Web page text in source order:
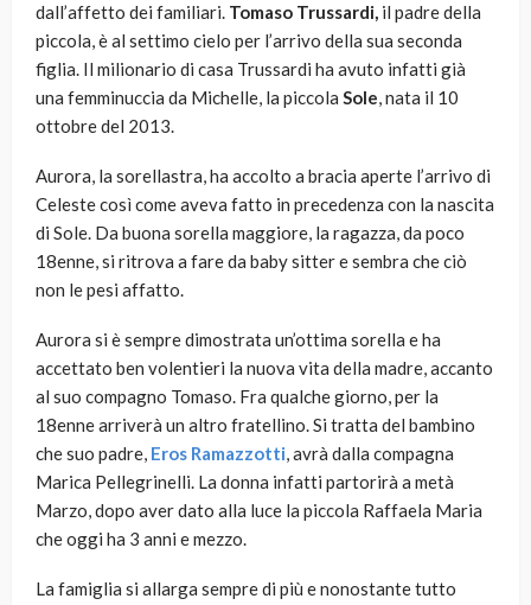
dall’affetto dei familiari. Tomaso Trussardi, il padre della
piccola, è al settimo cielo per l’arrivo della sua seconda
figlia. Il milionario di casa Trussardi ha avuto infatti già
una femminuccia da Michelle, la piccola Sole, nata il 10
ottobre del 2013.
Aurora, la sorellastra, ha accolto a bracia aperte l’arrivo di
Celeste così come aveva fatto in precedenza con la nascita
di Sole. Da buona sorella maggiore, la ragazza, da poco
18enne, si ritrova a fare da baby sitter e sembra che ciò
non le pesi affatto.
Aurora si è sempre dimostrata un’ottima sorella e ha
accettato ben volentieri la nuova vita della madre, accanto
al suo compagno Tomaso. Fra qualche giorno, per la
18enne arriverà un altro fratellino. Si tratta del bambino
che suo padre, Eros Ramazzotti, avrà dalla compagna
Marica Pellegrinelli. La donna infatti partorirà a metà
Marzo, dopo aver dato alla luce la piccola Raffaela Maria
che oggi ha 3 anni e mezzo.
La famiglia si allarga sempre di più e nonostante tutto